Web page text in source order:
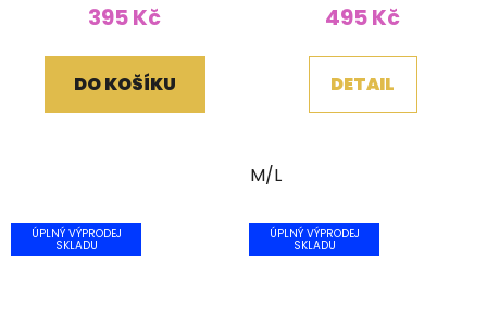
395 Kč
DO KOŠÍKU
495 Kč
DETAIL
M/L
ÚPLNÝ VÝPRODEJ
SKLADU
ÚPLNÝ VÝPRODEJ
SKLADU